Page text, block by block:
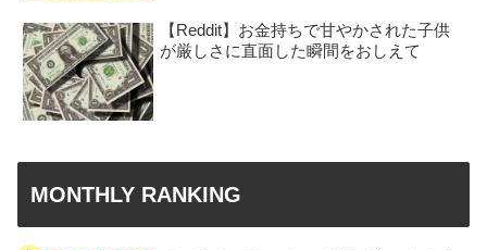
【Reddit】お金持ちで甘やかされた子供
が厳しさに直面した瞬間をおしえて
MONTHLY RANKING